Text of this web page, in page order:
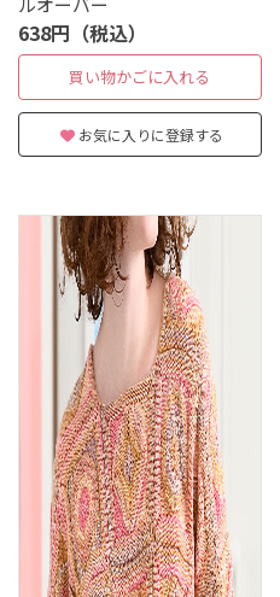
638円（税込）
買い物かごに入れる
お気に入りに登録する